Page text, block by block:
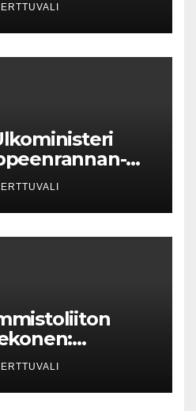
yliopiston
luo